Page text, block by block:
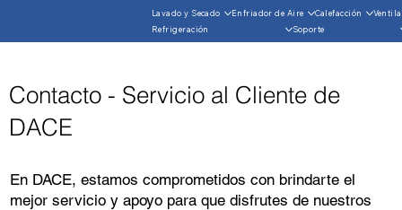
Lavado y Secado Enfriador de Aire Calefacción
Refrigeración
Soporte
Contacto - Servicio al Cliente de
DACE
En DACE, estamos comprometidos con brindarte el
mejor servicio y apoyo para que disfrutes de nuestros